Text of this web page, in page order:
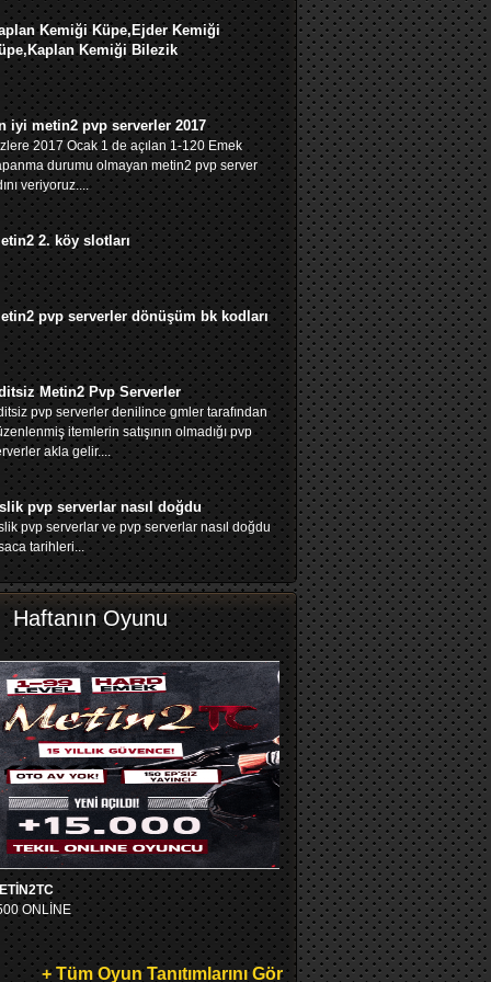
Kemiği Küpe,Ejder Kemiği
Kemiği Bilezik
iyi metin2 pvp serverler 2017
2017 Ocak 1 de açılan 1-120 Emek
durumu olmayan metin2 pvp server
veriyoruz....
2. köy slotları
pvp serverler dönüşüm bk kodları
Metin2 Pvp Serverler
pvp serverler denilince gmler tarafından
itemlerin satışının olmadığı pvp
akla gelir....
pvp serverlar nasıl doğdu
pvp serverlar ve pvp serverlar nasıl doğdu
tarihleri...
Haftanın Oyunu
ONLİNE
+ Tüm Oyun Tanıtımlarını Gör